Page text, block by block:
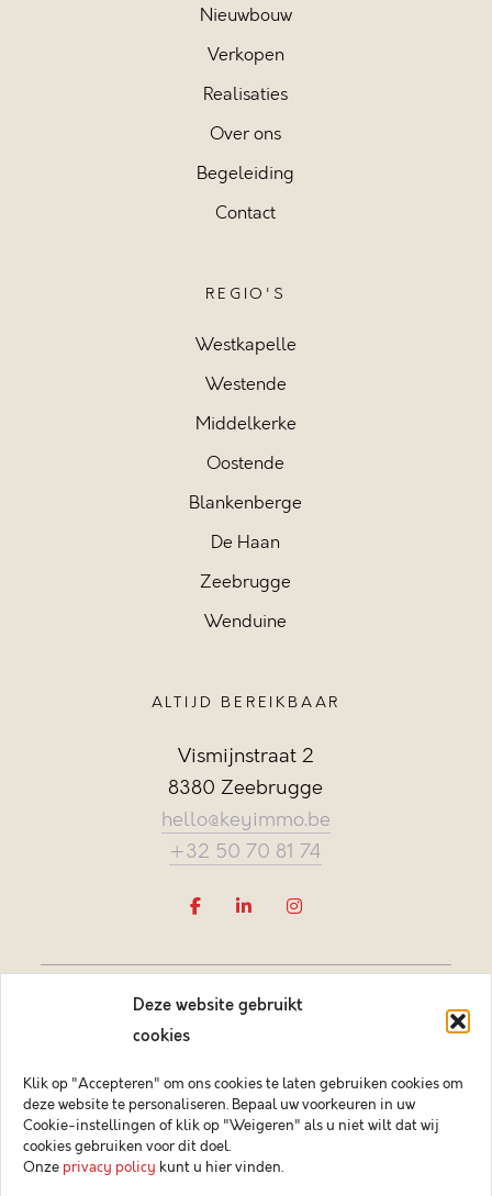
Deze website gebruikt
cookies
Klik op "Accepteren" om ons cookies te laten gebruiken cookies om
deze website te personaliseren. Bepaal uw voorkeuren in uw
Cookie-instellingen of klik op "Weigeren" als u niet wilt dat wij
cookies gebruiken voor dit doel.
Onze privacy policy kunt u hier vinden.
Nieuwbouw
Verkopen
Realisaties
Over ons
Begeleiding
Contact
REGIO'S
Westkapelle
Westende
Middelkerke
Oostende
Blankenberge
De Haan
Zeebrugge
Wenduine
ALTIJD BEREIKBAAR
Vismijnstraat 2
8380 Zeebrugge
hello@keyimmo.be
+32 50 70 81 74
Vastgoedmakelaar-bemiddelaar BIV België BIV 505084
Ondernemingsnummer BTW-BE 0878.744.081 BA &
borgstelling via NV AXA Belgium (polisnr. 730.390.160)